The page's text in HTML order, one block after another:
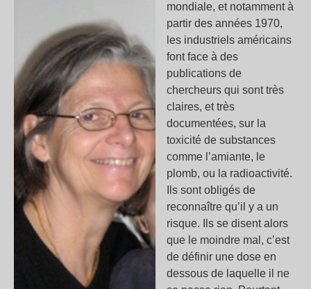
mondiale, et notamment à
partir des années 1970,
les industriels américains
font face à des
publications de
chercheurs qui sont très
claires, et très
documentées, sur la
toxicité de substances
comme l’amiante, le
plomb, ou la radioactivité.
Ils sont obligés de
reconnaître qu’il y a un
risque. Ils se disent alors
que le moindre mal, c’est
de définir une dose en
dessous de laquelle il ne